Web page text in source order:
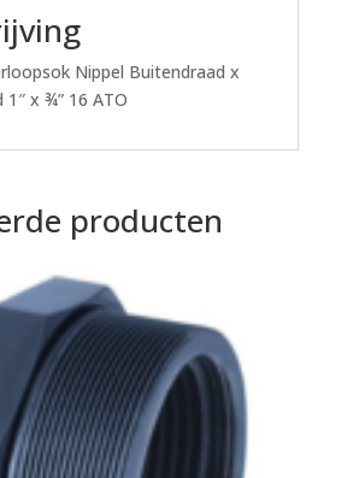
Nippel Buitendraad x
1″ x ¾” 16 ATO
producten